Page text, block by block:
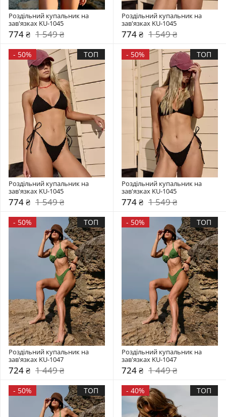
Роздільний купальник на
зав'язках KU-1045
774 ₴ 1 549 ₴
Роздільний купальник на
зав'язках KU-1045
774 ₴ 1 549 ₴
- 50% ТОП
Роздільний купальник на
зав'язках KU-1045
774 ₴ 1 549 ₴
- 50% ТОП
Роздільний купальник на
зав'язках KU-1045
774 ₴ 1 549 ₴
- 50% ТОП
Роздільний купальник на
зав'язках KU-1047
724 ₴ 1 449 ₴
- 50% ТОП
Роздільний купальник на
зав'язках KU-1047
724 ₴ 1 449 ₴
- 50% ТОП - 40% ТОП